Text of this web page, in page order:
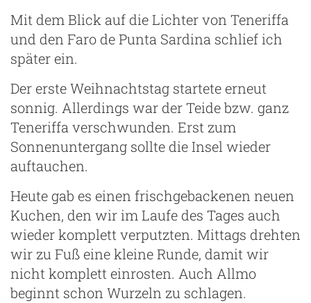
Mit dem Blick auf die Lichter von Teneriffa
und den Faro de Punta Sardina schlief ich
später ein.
Der erste Weihnachtstag startete erneut
sonnig. Allerdings war der Teide bzw. ganz
Teneriffa verschwunden. Erst zum
Sonnenuntergang sollte die Insel wieder
auftauchen.
Heute gab es einen frischgebackenen neuen
Kuchen, den wir im Laufe des Tages auch
wieder komplett verputzten. Mittags drehten
wir zu Fuß eine kleine Runde, damit wir
nicht komplett einrosten. Auch Allmo
beginnt schon Wurzeln zu schlagen.